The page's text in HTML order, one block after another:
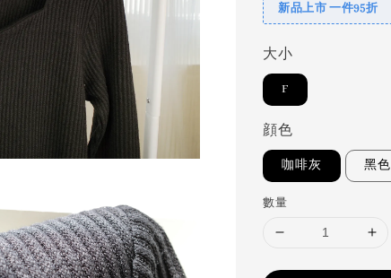
新品上市 一件95折
大小
F
顔色
咖啡灰 黑色
數量